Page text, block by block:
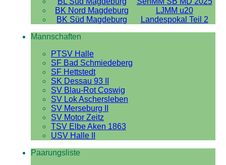
BK Nord Magdeburg
LJMM u20
BK Süd Magdeburg
Landespokal Teil 2
Mannschaften
PTSV Halle
SF Bad Schmiedeberg
SF Hettstedt
SK Dessau 93 II
SV Blau-Rot Coswig
SV Lok Aschersleben
SV Merseburg II
SV Motor Zeitz
TSV Elbe Aken 1863
USV Halle II
Paarungsliste